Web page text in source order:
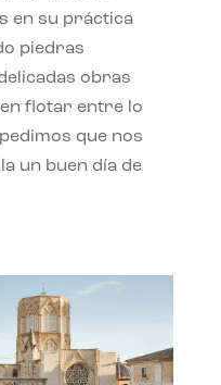
en su práctica
piedras
obras
flotar entre lo
que nos
un buen día de